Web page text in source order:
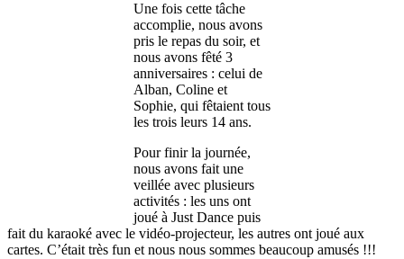
Une fois cette tâche
accomplie, nous avons
pris le repas du soir, et
nous avons fêté 3
anniversaires : celui de
Alban, Coline et
Sophie, qui fêtaient tous
les trois leurs 14 ans.
Pour finir la journée,
nous avons fait une
veillée avec plusieurs
activités : les uns ont
joué à Just Dance puis
fait du karaoké avec le vidéo-projecteur, les autres ont joué aux
cartes. C’était très fun et nous nous sommes beaucoup amusés !!!